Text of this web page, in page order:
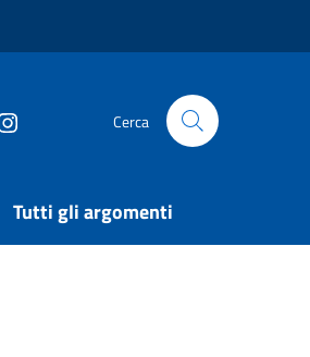
Cerca
Tutti gli argomenti